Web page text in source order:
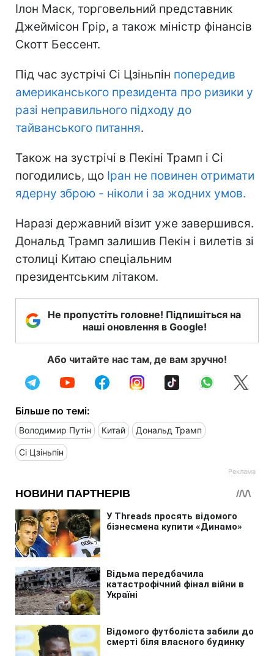
Ілон Маск, торговельний представник
Джеймісон Грір, а також міністр фінансів
Скотт Бессент.
Під час зустрічі Сі Цзіньпін попередив
американського президента про ризики у
разі неправильного підходу до
тайванського питання.
Також на зустрічі в Пекіні Трамп і Сі
погодились, що Іран не повинен отримати
ядерну зброю - ніколи і за жодних умов.
Наразі державний візит уже завершився.
Дональд Трамп залишив Пекін і вилетів зі
столиці Китаю спеціальним
президентським літаком.
Не пропустіть головне! Підпишіться на
наші оновлення в Google!
Або читайте нас там, де вам зручно!
Більше по темі:
Володимир Путін Китай Дональд Трамп
Сі Цзіньпін